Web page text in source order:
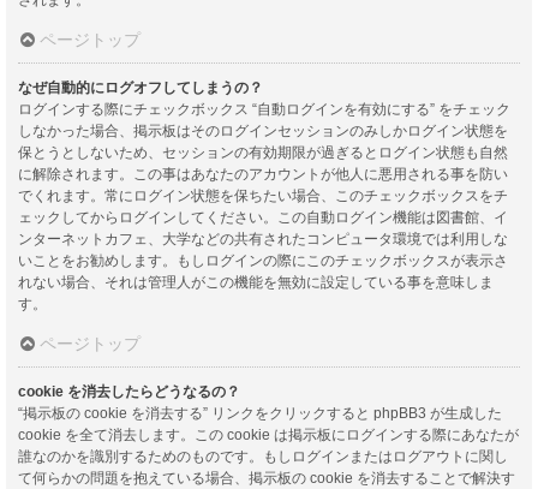
ページトップ
なぜ自動的にログオフしてしまうの？
ログインする際にチェックボックス “自動ログインを有効にする” をチェック
しなかった場合、掲示板はそのログインセッションのみしかログイン状態を
保とうとしないため、セッションの有効期限が過ぎるとログイン状態も自然
に解除されます。この事はあなたのアカウントが他人に悪用される事を防い
でくれます。常にログイン状態を保ちたい場合、このチェックボックスをチ
ェックしてからログインしてください。この自動ログイン機能は図書館、イ
ンターネットカフェ、大学などの共有されたコンピュータ環境では利用しな
いことをお勧めします。もしログインの際にこのチェックボックスが表示さ
れない場合、それは管理人がこの機能を無効に設定している事を意味しま
す。
ページトップ
cookie を消去したらどうなるの？
“掲示板の cookie を消去する” リンクをクリックすると phpBB3 が生成した
cookie を全て消去します。この cookie は掲示板にログインする際にあなたが
誰なのかを識別するためのものです。もしログインまたはログアウトに関し
て何らかの問題を抱えている場合、掲示板の cookie を消去することで解決す